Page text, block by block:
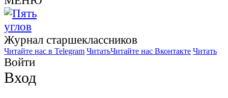
Журнал старшекласcников
Читайте нас в Telegram ЧитатьЧитайте нас Вконтакте Читать
Войти
Вход